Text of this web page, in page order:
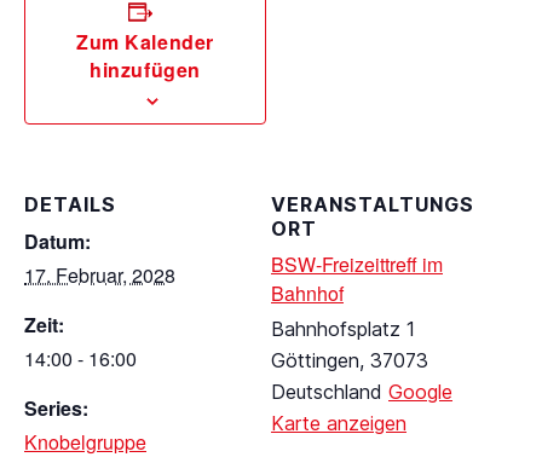
Zum Kalender
hinzufügen
DETAILS
Datum:
17. Februar, 2028
Zeit:
14:00 - 16:00
Series:
Knobelgruppe
VERANSTALTUNGS
ORT
BSW-Freizeittreff im
Bahnhof
Bahnhofsplatz 1
Göttingen, 37073
Deutschland Google
Karte anzeigen